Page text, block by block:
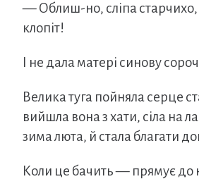
— Облиш-но, сліпа старчихо,
клопіт!
І не дала матері синову
Велика туга пойняла серце
вийшла вона з хати, сіла на
зима люта, й стала благати
Коли це бачить — прямує до